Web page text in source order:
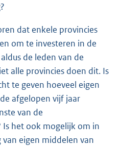
dat enkele provincies
om te investeren in de
de leden van de
alle provincies doen dit. Is
te geven hoeveel eigen
afgelopen vijf jaar
van de
het ook mogelijk om in
eigen middelen van